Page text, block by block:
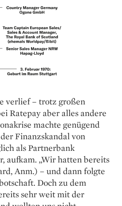
verlief – trotz großen
Ratepay aber alles andere
machte ­genügend
Finanzskandal von
als Partnerbank
aufkam. „Wir hatten bereits
Anm.) – und dann folgte
Doch zu dem
sehr weit mit der